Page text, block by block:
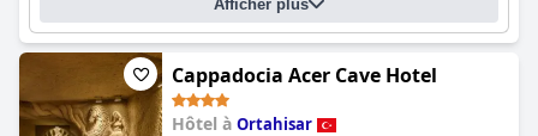
Afficher plus
Cappadocia Acer Cave Hotel
Hôtel à Ortahisar